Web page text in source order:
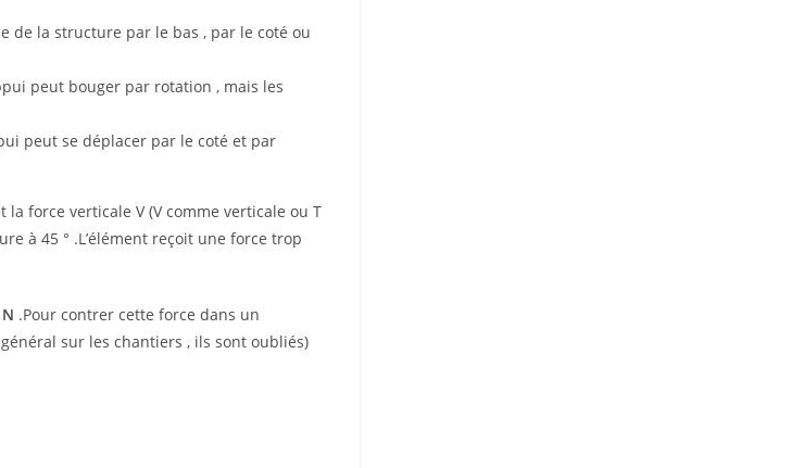
de la structure par le bas , par le coté ou
peut bouger par rotation , mais les
peut se déplacer par le coté et par
force verticale V (V comme verticale ou T
à 45 ° .L’élément reçoit une force trop
.Pour contrer cette force dans un
sur les chantiers , ils sont oubliés)